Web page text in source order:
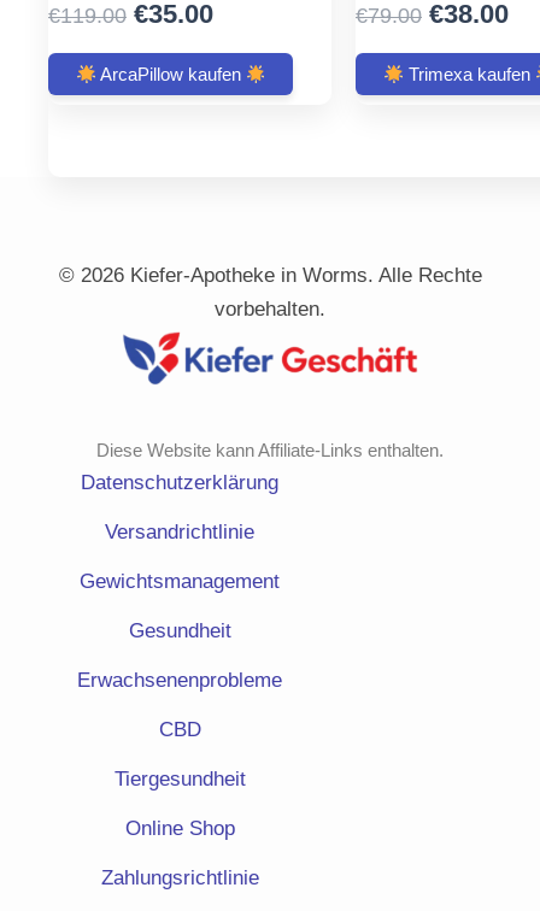
€119.00 Original
price
was:
€35.00Current
price
is:
ArcaPillow kaufen
€79.00 Original
price
was:
€38.00
is:
Trimexa kaufen
© 2026 Kiefer-Apotheke in Worms. Alle Rechte
vorbehalten.
Diese Website kann Affiliate-Links enthalten.
Datenschutzerklärung
Versandrichtlinie
Gewichtsmanagement
Gesundheit
Erwachsenenprobleme
CBD
Tiergesundheit
Online Shop
Zahlungsrichtlinie